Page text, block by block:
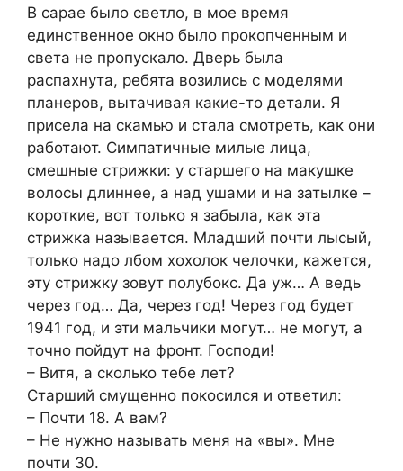
В сарае было светло, в мое время
единственное окно было прокопченным и
света не пропускало. Дверь была
распахнута, ребята возились с моделями
планеров, вытачивая какие-то детали. Я
присела на скамью и стала смотреть, как они
работают. Симпатичные милые лица,
смешные стрижки: у старшего на макушке
волосы длиннее, а над ушами и на затылке –
короткие, вот только я забыла, как эта
стрижка называется. Младший почти лысый,
только надо лбом хохолок челочки, кажется,
эту стрижку зовут полубокс. Да уж… А ведь
через год… Да, через год! Через год будет
1941 год, и эти мальчики могут… не могут, а
точно пойдут на фронт. Господи!
– Витя, а сколько тебе лет?
Старший смущенно покосился и ответил:
– Почти 18. А вам?
– Не нужно называть меня на «вы». Мне
почти 30.